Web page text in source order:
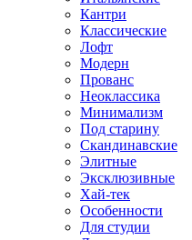
Кантри
Классические
Лофт
Модерн
Прованс
Неоклассика
Минимализм
Под старину
Скандинавские
Элитные
Эксклюзивные
Хай-тек
Особенности
Для студии